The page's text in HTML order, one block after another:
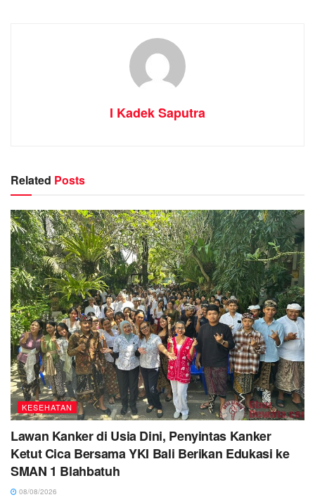
I Kadek Saputra
Related Posts
KESEHATAN
Lawan Kanker di Usia Dini, Penyintas Kanker
Ketut Cica Bersama YKI Bali Berikan Edukasi ke
SMAN 1 Blahbatuh
08/08/2026